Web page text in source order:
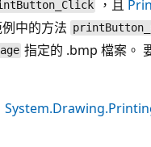
，且
例中的方法
指定的 .bmp 檔案。